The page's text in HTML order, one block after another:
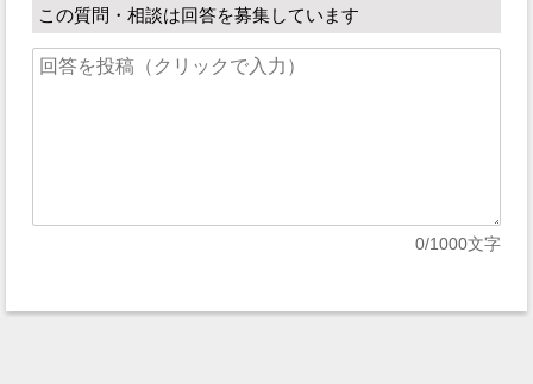
この質問・相談は回答を募集しています
0/1000文字